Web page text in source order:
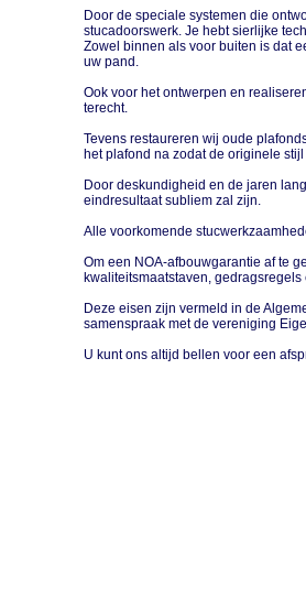
Door de speciale systemen die
stucadoorswerk. Je hebt sierlijke
Zowel binnen als voor buiten is dat
uw pand.
Ook voor het ontwerpen en
terecht.
Tevens restaureren wij oude
het plafond na zodat de originele
Door deskundigheid en de jaren
eindresultaat subliem zal zijn.
Alle voorkomende
Om een NOA-afbouwgarantie af te
kwaliteitsmaatstaven,
Deze eisen zijn vermeld in de
samenspraak met de vereniging
U kunt ons altijd bellen voor een